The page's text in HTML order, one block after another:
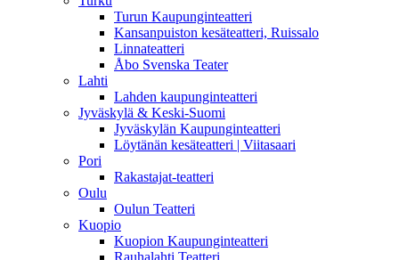
Turun Kaupunginteatteri
Kansanpuiston kesäteatteri, Ruissalo
Linnateatteri
Åbo Svenska Teater
Lahti
Lahden kaupunginteatteri
Jyväskylä & Keski-Suomi
Jyväskylän Kaupunginteatteri
Löytänän kesäteatteri | Viitasaari
Pori
Rakastajat-teatteri
Oulu
Oulun Teatteri
Kuopio
Kuopion Kaupunginteatteri
Rauhalahti Teatteri